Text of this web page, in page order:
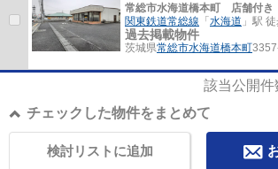
常総市水海道橋本町 店舗付
関東鉄道常総線 「 水海道 」駅
過去掲載物件
茨城県常総市水海道橋本町
該当公開件
チェックした物件をまとめて
検討リストに追加